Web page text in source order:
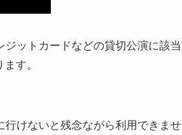
ットカードなどの貸切公演に該当
す。
けないと残念ながら利用できませ